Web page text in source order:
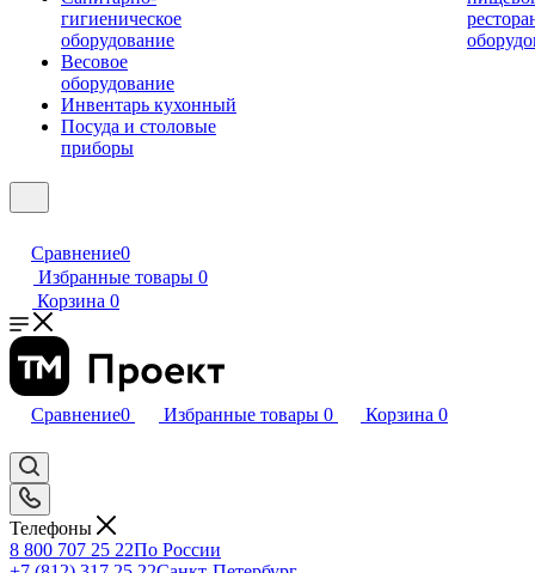
гигиеническое
оборудование
Весовое
оборудование
Инвентарь кухонный
Посуда и столовые
приборы
Сравнение0
Избранные товары 0
Корзина 0
Сравнение0 Избранные товары 0 Корзина 0
Телефоны
8 800 707 25 22По России